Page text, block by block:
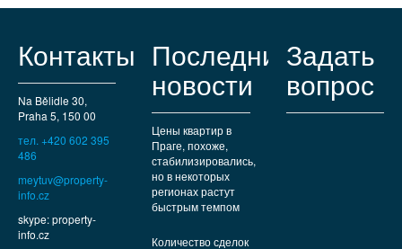
Контакты
Na Bělidle 30,
Praha 5, 150 00
тел. +420 602 395
486
meytuv@property-
info.cz
skype: property-
info.cz
Последние
новости
Цены квартир в
Праге, похоже,
стабилизировались,
но в некоторых
регионах растут
быстрым темпом
Количество сделок
Задать
вопрос